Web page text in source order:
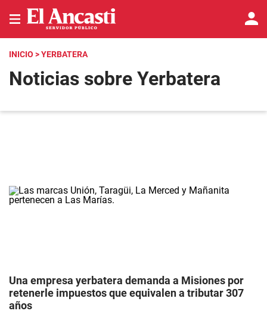
INICIO > YERBATERA
Noticias sobre Yerbatera
Una empresa yerbatera demanda a Misiones por
retenerle impuestos que equivalen a tributar 307
años